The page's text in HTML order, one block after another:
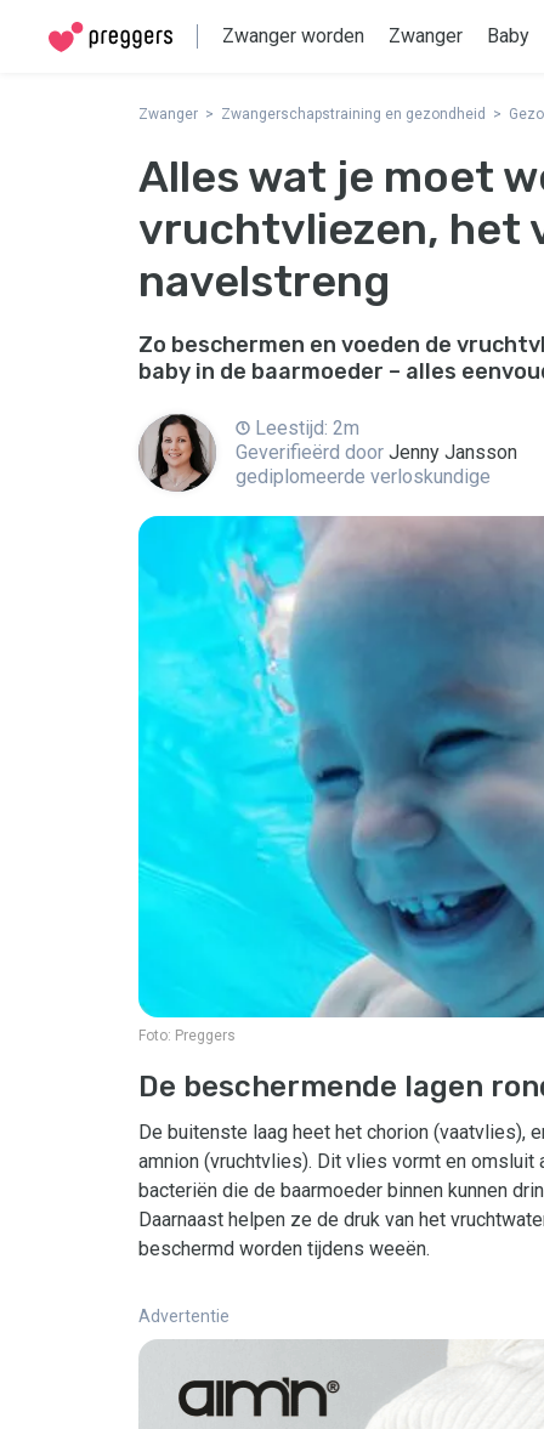
Zwanger worden Zwanger Baby
Zwanger Zwangerschapstraining en gezondheid
Alles wat je moet
vruchtvliezen, het
navelstreng
Zo beschermen en voeden de
baby in de baarmoeder – alles
Leestijd: 2m
Geverifieërd door Jenny Jansson
gediplomeerde verloskundige
Foto: Preggers
De beschermende lagen
De buitenste laag heet het chorion (vaatvlies),
amnion (vruchtvlies). Dit vlies vormt en
bacteriën die de baarmoeder binnen kunnen
Daarnaast helpen ze de druk van het
beschermd worden tijdens weeën.
Advertentie